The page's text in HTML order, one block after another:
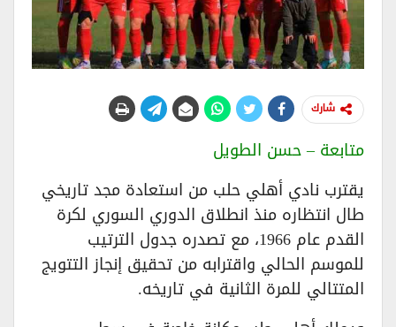
شارك
متابعة – حسن الطويل
يقترب نادي أهلي حلب من استعادة مجد تاريخي
طال انتظاره منذ انطلاق الدوري السوري لكرة
القدم عام 1966، مع تصدره جدول الترتيب
للموسم الحالي واقترابه من تحقيق إنجاز التتويج
المتتالي للمرة الثانية في تاريخه.